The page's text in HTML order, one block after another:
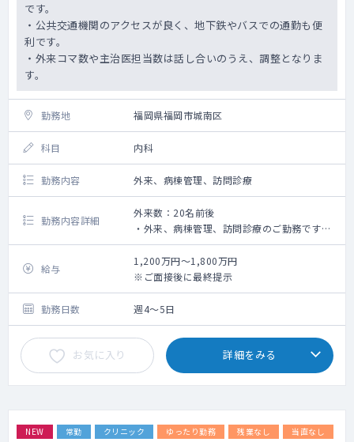
です。
・公共交通機関のアクセスが良く、地下鉄やバスでの通勤も便
利です。
・外来コマ数や主治医担当数は話し合いのうえ、調整となりま
す。
勤務地 福岡県福岡市城南区
科目 内科
勤務内容 外来、病棟管理、訪問診療
勤務内容詳細
外来数：20名前後
・外来、病棟管理、訪問診療のご勤務です。
・外来は1日あたり20名前後、外来コマ数は1
～2コマを想定しております。
※外来は内科、整形外科合わせて3～4診体
制で対応しております。
・病棟主治医は20名程を想定しております
が、選考を通して話し合いのうえ決定となり
ます。
・訪問診療は午後から実施しており、現在常
勤4名がシフト制で対応しております。
給与
1,200万円～1,800万円
※ご面接後に最終提示
勤務日数 週4～5日
お気に入り 詳細をみる
NEW 常勤 クリニック ゆったり勤務 残業なし
当直なし